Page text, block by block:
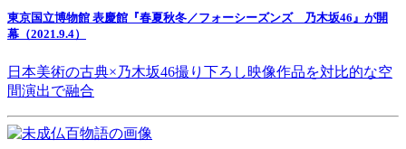
東京国立博物館 表慶館『春夏秋冬／フォーシーズンズ 乃木坂46』が開
幕（2021.9.4）
日本美術の古典×乃木坂46撮り下ろし映像作品を対比的な空
間演出で融合